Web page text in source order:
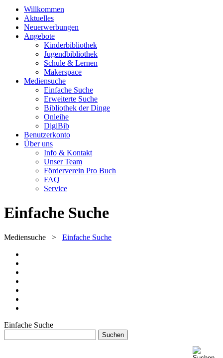
Willkommen
Aktuelles
Neuerwerbungen
Angebote
Kinderbibliothek
Jugendbibliothek
Schule & Lernen
Makerspace
Mediensuche
Einfache Suche
Erweiterte Suche
Bibliothek der Dinge
Onleihe
DigiBib
Benutzerkonto
Über uns
Info & Kontakt
Unser Team
Förderverein Pro Buch
FAQ
Service
Einfache Suche
Mediensuche > Einfache Suche
Einfache Suche